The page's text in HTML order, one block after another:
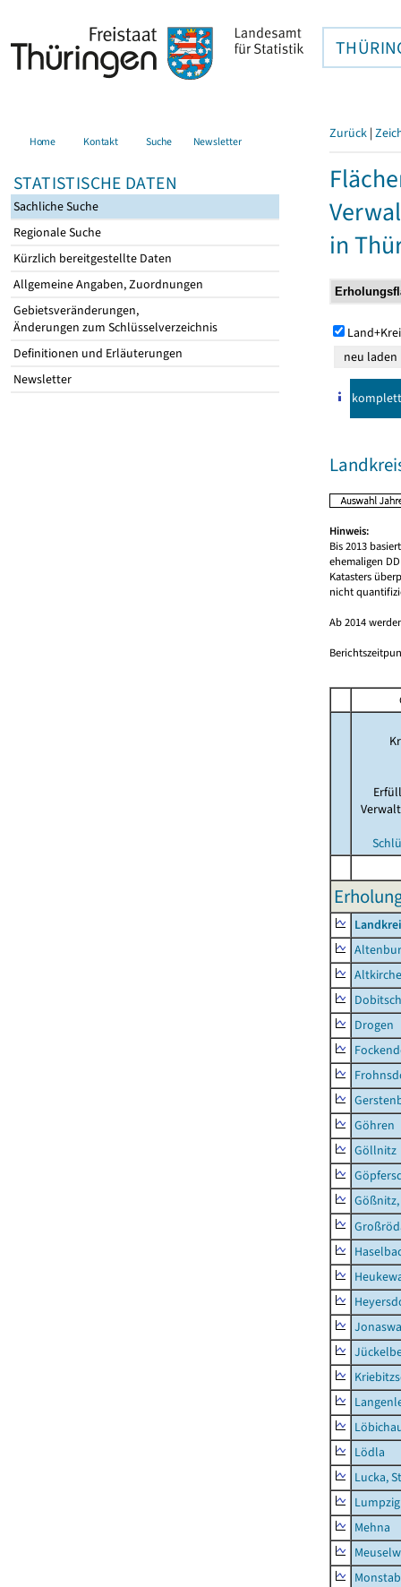
Home Kontakt Suche Newsletter
STATISTISCHE DATEN
Sachliche Suche
Regionale Suche
Kürzlich bereitgestellte Daten
Allgemeine Angaben, Zuordnungen
Gebietsveränderungen,
Änderungen zum Schlüsselverzeichnis
Definitionen und Erläuterungen
Newsletter
Zurück |
in
komplett
Hinweis:
Bis 2013
ehemaligen
Katasters
nicht
Ab 2014
Drogen
Göhren
Göllnitz
Lödla
Lucka,
Lumpzig
Mehna
Monstab